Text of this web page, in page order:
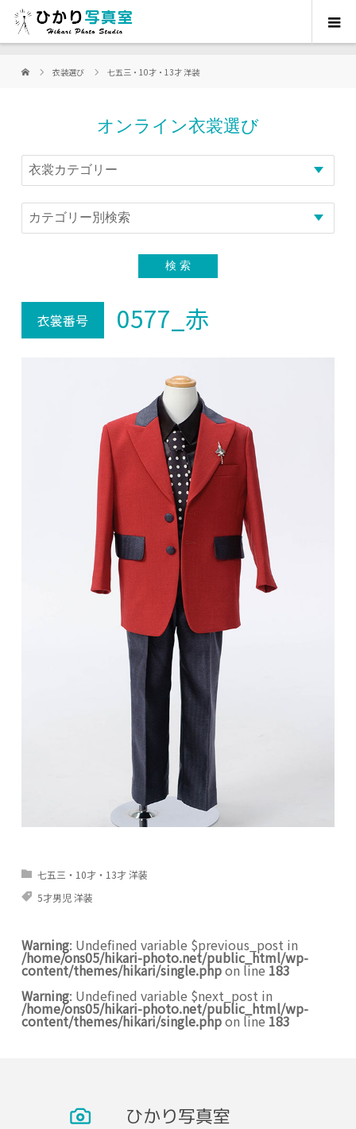
衣装選び 七五三・10才・13才 洋装
オンライン衣裳選び
衣裳番号 0577_赤
七五三・10才・13才 洋装
5才男児 洋装
Warning: Undefined variable $previous_post in
/home/ons05/hikari-photo.net/public_html/wp-
content/themes/hikari/single.phpon line 183
Warning: Undefined variable $next_post in
/home/ons05/hikari-photo.net/public_html/wp-
content/themes/hikari/single.phpon line 183
ひかり写真室